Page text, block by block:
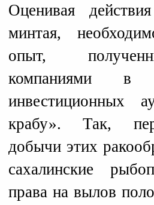
Оценивая
минтая,
опыт,
компаниями в
инвестиционных
крабу». Так,
добычи этих
сахалинские
права на вылов